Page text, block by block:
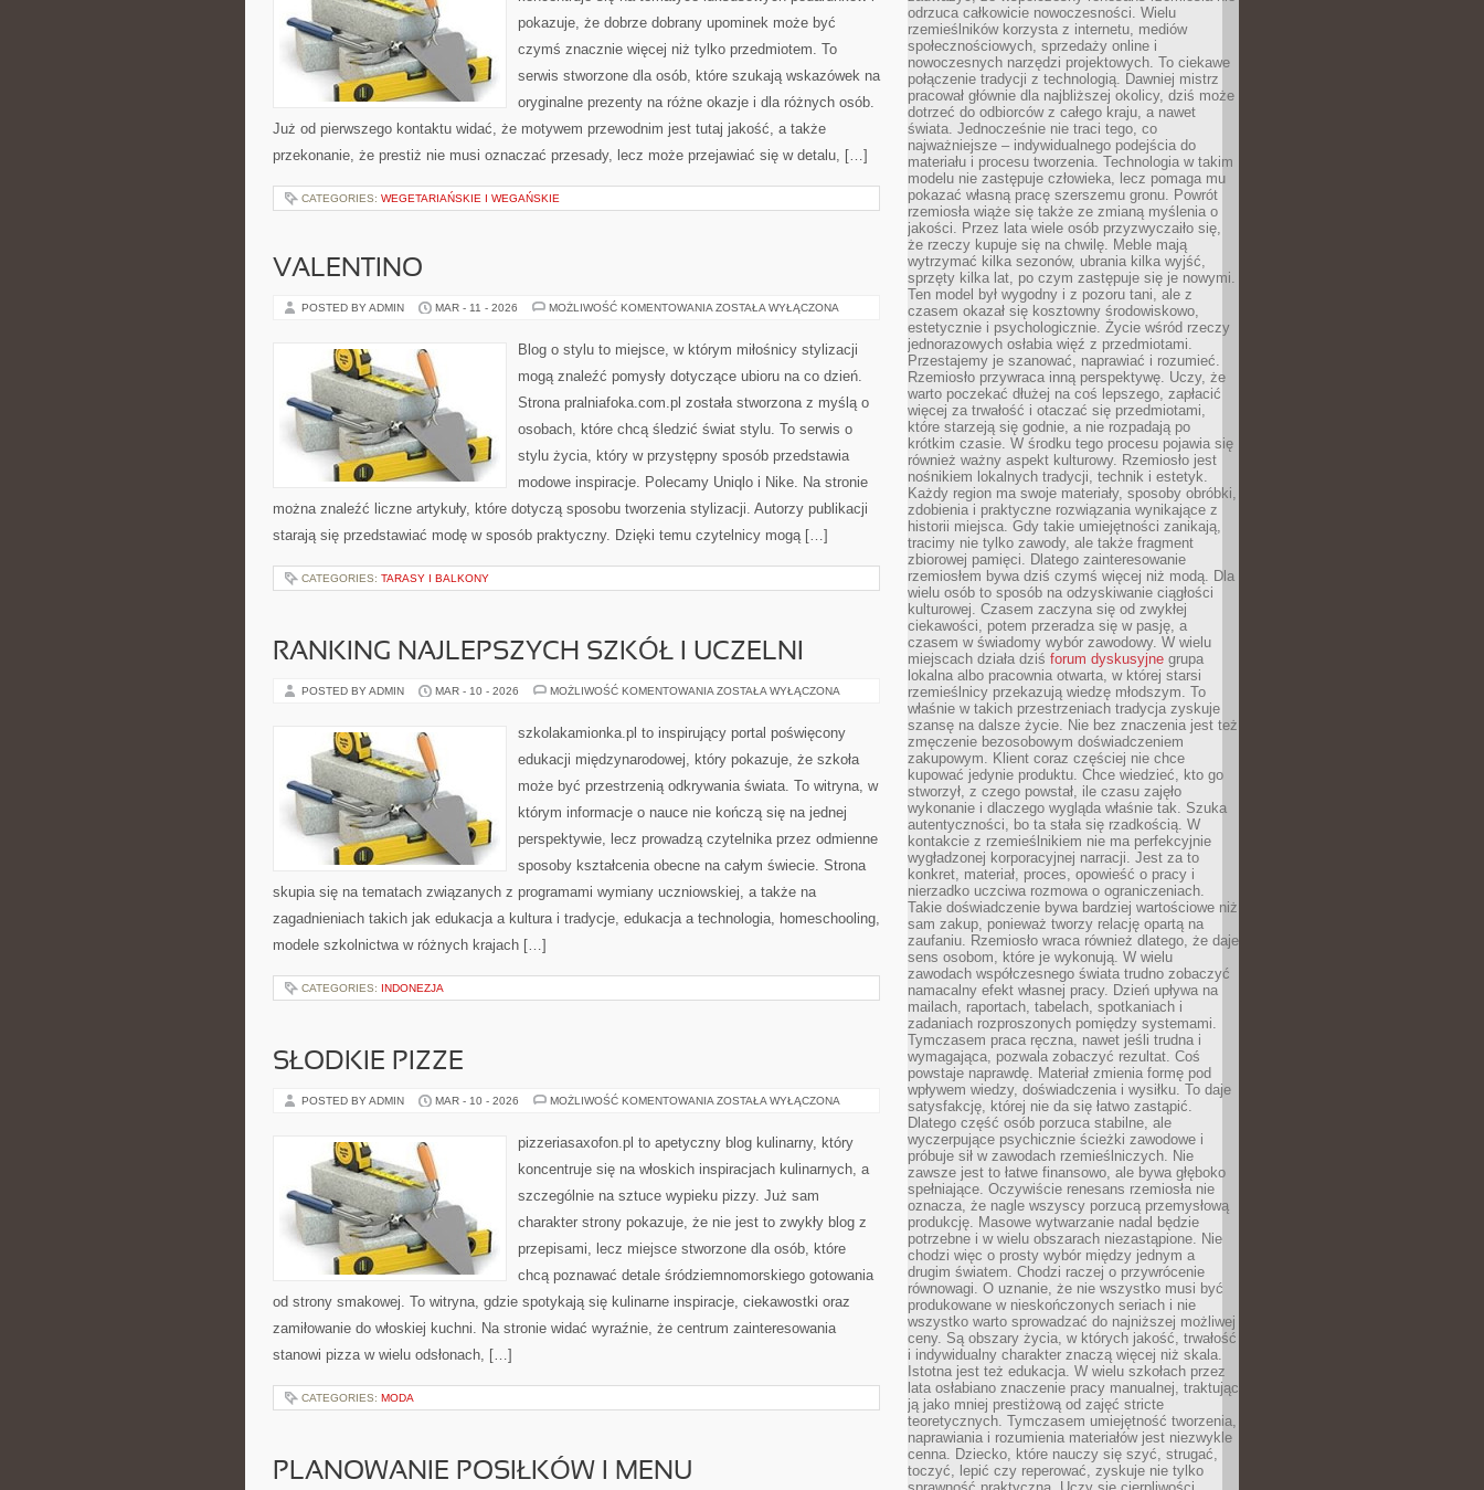
pokazuje, że dobrze dobrany upominek może być
czymś znacznie więcej niż tylko przedmiotem. To
serwis stworzone dla osób, które szukają wskazówek na
oryginalne prezenty na różne okazje i dla różnych osób.
Już od pierwszego kontaktu widać, że motywem przewodnim jest tutaj jakość, a także
przekonanie, że prestiż nie musi oznaczać przesady, lecz może przejawiać się w detalu, […]
CATEGORIES: WEGETARIAŃSKIE I WEGAŃSKIE
VALENTINO
POSTED BY ADMIN MAR - 11 - 2026 MOŻLIWOŚĆ KOMENTOWANIA VALENTINO
ZOSTAŁA WYŁĄCZONA
Blog o stylu to miejsce, w którym miłośnicy stylizacji
mogą znaleźć pomysły dotyczące ubioru na co dzień.
Strona pralniafoka.com.pl została stworzona z myślą o
osobach, które chcą śledzić świat stylu. To serwis o
stylu życia, który w przystępny sposób przedstawia
modowe inspiracje. Polecamy Uniqlo i Nike. Na stronie
można znaleźć liczne artykuły, które dotyczą sposobu tworzenia stylizacji. Autorzy publikacji
starają się przedstawiać modę w sposób praktyczny. Dzięki temu czytelnicy mogą […]
CATEGORIES: TARASY I BALKONY
RANKING NAJLEPSZYCH SZKÓŁ I UCZELNI
POSTED BY ADMIN MAR - 10 - 2026 MOŻLIWOŚĆ KOMENTOWANIA RANKING
UCZELNI
ZOSTAŁA WYŁĄCZONA
szkolakamionka.pl to inspirujący portal poświęcony
edukacji międzynarodowej, który pokazuje, że szkoła
może być przestrzenią odkrywania świata. To witryna, w
którym informacje o nauce nie kończą się na jednej
perspektywie, lecz prowadzą czytelnika przez odmienne
sposoby kształcenia obecne na całym świecie. Strona
skupia się na tematach związanych z programami wymiany uczniowskiej, a także na
zagadnieniach takich jak edukacja a kultura i tradycje, edukacja a technologia, homeschooling,
modele szkolnictwa w różnych krajach […]
CATEGORIES: INDONEZJA
SŁODKIE PIZZE
POSTED BY ADMIN MAR - 10 - 2026 MOŻLIWOŚĆ KOMENTOWANIA SŁODKIE
ZOSTAŁA WYŁĄCZONA
pizzeriasaxofon.pl to apetyczny blog kulinarny, który
koncentruje się na włoskich inspiracjach kulinarnych, a
szczególnie na sztuce wypieku pizzy. Już sam
charakter strony pokazuje, że nie jest to zwykły blog z
przepisami, lecz miejsce stworzone dla osób, które
chcą poznawać detale śródziemnomorskiego gotowania
od strony smakowej. To witryna, gdzie spotykają się kulinarne inspiracje, ciekawostki oraz
zamiłowanie do włoskiej kuchni. Na stronie widać wyraźnie, że centrum zainteresowania
stanowi pizza w wielu odsłonach, […]
CATEGORIES: MODA
PLANOWANIE POSIŁKÓW I MENU
odrzuca całkowicie nowoczesności. Wielu
rzemieślników korzysta z internetu, mediów
społecznościowych, sprzedaży online i
nowoczesnych narzędzi projektowych. To ciekawe
połączenie tradycji z technologią. Dawniej mistrz
pracował głównie dla najbliższej okolicy, dziś może
dotrzeć do odbiorców z całego kraju, a nawet
świata. Jednocześnie nie traci tego, co
najważniejsze – indywidualnego podejścia do
materiału i procesu tworzenia. Technologia w takim
modelu nie zastępuje człowieka, lecz pomaga mu
pokazać własną pracę szerszemu gronu. Powrót
rzemiosła wiąże się także ze zmianą myślenia o
jakości. Przez lata wiele osób przyzwyczaiło się,
że rzeczy kupuje się na chwilę. Meble mają
wytrzymać kilka sezonów, ubrania kilka wyjść,
sprzęty kilka lat, po czym zastępuje się je nowymi.
Ten model był wygodny i z pozoru tani, ale z
czasem okazał się kosztowny środowiskowo,
estetycznie i psychologicznie. Życie wśród rzeczy
jednorazowych osłabia więź z przedmiotami.
Przestajemy je szanować, naprawiać i rozumieć.
Rzemiosło przywraca inną perspektywę. Uczy, że
warto poczekać dłużej na coś lepszego, zapłacić
więcej za trwałość i otaczać się przedmiotami,
które starzeją się godnie, a nie rozpadają po
krótkim czasie. W środku tego procesu pojawia się
również ważny aspekt kulturowy. Rzemiosło jest
nośnikiem lokalnych tradycji, technik i estetyk.
Każdy region ma swoje materiały, sposoby obróbki,
zdobienia i praktyczne rozwiązania wynikające z
historii miejsca. Gdy takie umiejętności zanikają,
tracimy nie tylko zawody, ale także fragment
zbiorowej pamięci. Dlatego zainteresowanie
rzemiosłem bywa dziś czymś więcej niż modą. Dla
wielu osób to sposób na odzyskiwanie ciągłości
kulturowej. Czasem zaczyna się od zwykłej
ciekawości, potem przeradza się w pasję, a
czasem w świadomy wybór zawodowy. W wielu
miejscach działa dziś forum dyskusyjne grupa
lokalna albo pracownia otwarta, w której starsi
rzemieślnicy przekazują wiedzę młodszym. To
właśnie w takich przestrzeniach tradycja zyskuje
szansę na dalsze życie. Nie bez znaczenia jest też
zmęczenie bezosobowym doświadczeniem
zakupowym. Klient coraz częściej nie chce
kupować jedynie produktu. Chce wiedzieć, kto go
stworzył, z czego powstał, ile czasu zajęło
wykonanie i dlaczego wygląda właśnie tak. Szuka
autentyczności, bo ta stała się rzadkością. W
kontakcie z rzemieślnikiem nie ma perfekcyjnie
wygładzonej korporacyjnej narracji. Jest za to
konkret, materiał, proces, opowieść o pracy i
nierzadko uczciwa rozmowa o ograniczeniach.
Takie doświadczenie bywa bardziej wartościowe niż
sam zakup, ponieważ tworzy relację opartą na
zaufaniu. Rzemiosło wraca również dlatego, że daje
sens osobom, które je wykonują. W wielu
zawodach współczesnego świata trudno zobaczyć
namacalny efekt własnej pracy. Dzień upływa na
mailach, raportach, tabelach, spotkaniach i
zadaniach rozproszonych pomiędzy systemami.
Tymczasem praca ręczna, nawet jeśli trudna i
wymagająca, pozwala zobaczyć rezultat. Coś
powstaje naprawdę. Materiał zmienia formę pod
wpływem wiedzy, doświadczenia i wysiłku. To daje
satysfakcję, której nie da się łatwo zastąpić.
Dlatego część osób porzuca stabilne, ale
wyczerpujące psychicznie ścieżki zawodowe i
próbuje sił w zawodach rzemieślniczych. Nie
zawsze jest to łatwe finansowo, ale bywa głęboko
spełniające. Oczywiście renesans rzemiosła nie
oznacza, że nagle wszyscy porzucą przemysłową
produkcję. Masowe wytwarzanie nadal będzie
potrzebne i w wielu obszarach niezastąpione. Nie
chodzi więc o prosty wybór między jednym a
drugim światem. Chodzi raczej o przywrócenie
równowagi. O uznanie, że nie wszystko musi być
produkowane w nieskończonych seriach i nie
wszystko warto sprowadzać do najniższej możliwej
ceny. Są obszary życia, w których jakość, trwałość
i indywidualny charakter znaczą więcej niż skala.
Istotna jest też edukacja. W wielu szkołach przez
lata osłabiano znaczenie pracy manualnej, traktując
ją jako mniej prestiżową od zajęć stricte
teoretycznych. Tymczasem umiejętność tworzenia,
naprawiania i rozumienia materiałów jest niezwykle
cenna. Dziecko, które nauczy się szyć, strugać,
toczyć, lepić czy reperować, zyskuje nie tylko